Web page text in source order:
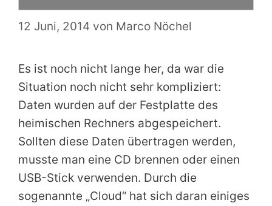
12 Juni, 2014 von Marco Nöchel
Es ist noch nicht lange her, da war die
Situation noch nicht sehr kompliziert:
Daten wurden auf der Festplatte des
heimischen Rechners abgespeichert.
Sollten diese Daten übertragen werden,
musste man eine CD brennen oder einen
USB-Stick verwenden. Durch die
sogenannte „Cloud“ hat sich daran einiges